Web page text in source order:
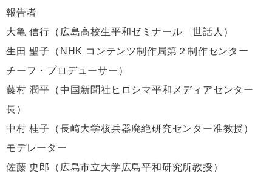
報告者
大亀 信行（広島高校生平和ゼミナール 世話人）
生田 聖子（NHK コンテンツ制作局第２制作センター
チーフ・プロデューサー）
藤村 潤平（中国新聞社ヒロシマ平和メディアセンター
長）
中村 桂子（長崎大学核兵器廃絶研究センター准教授）
モデレーター
佐藤 史郎（広島市立大学広島平和研究所教授）